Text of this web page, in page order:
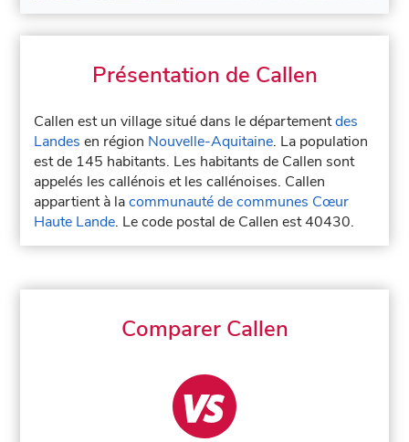
Présentation de Callen
Callen est un village situé dans le départementdes
Landes en région Nouvelle-Aquitaine. La population
est de 145 habitants. Les habitants de Callen sont
appelés les callénois et les callénoises. Callen
appartient à lacommunauté de communes Cœur
Haute Lande. Le code postal de Callen est 40430.
Comparer Callen